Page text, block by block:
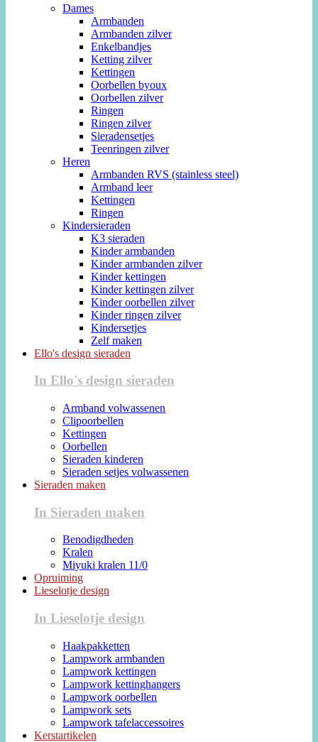
Dames
Armbanden
Armbanden zilver
Enkelbandjes
Ketting zilver
Kettingen
Oorbellen byoux
Oorbellen zilver
Ringen
Ringen zilver
Sieradensetjes
Teenringen zilver
Heren
Armbanden RVS (stainless steel)
Armband leer
Kettingen
Ringen
Kindersieraden
K3 sieraden
Kinder armbanden
Kinder armbanden zilver
Kinder kettingen
Kinder kettingen zilver
Kinder oorbellen zilver
Kinder ringen zilver
Kindersetjes
Zelf maken
Ello's design sieraden
In Ello's design sieraden
Armband volwassenen
Clipoorbellen
Kettingen
Oorbellen
Sieraden kinderen
Sieraden setjes volwassenen
Sieraden maken
In Sieraden maken
Benodigdheden
Kralen
Miyuki kralen 11/0
Opruiming
Lieselotje design
In Lieselotje design
Haakpakketten
Lampwork armbanden
Lampwork kettingen
Lampwork kettinghangers
Lampwork oorbellen
Lampwork sets
Lampwork tafelaccessoires
Kerstartikelen